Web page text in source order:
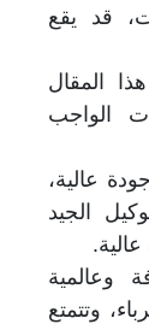
قد يقع
المقال
الواجب
عالية،
الجيد
وعالمية
وتتمتع